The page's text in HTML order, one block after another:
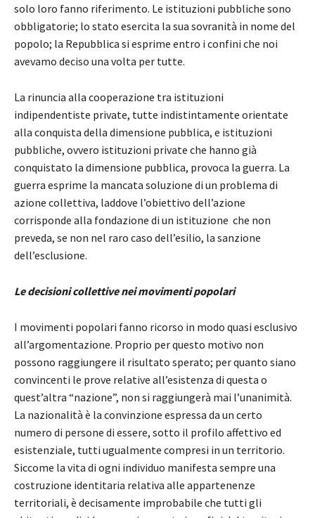
solo loro fanno riferimento. Le istituzioni pubbliche sono
obbligatorie; lo stato esercita la sua sovranità in nome del
popolo; la Repubblica si esprime entro i confini che noi
avevamo deciso una volta per tutte.
La rinuncia alla cooperazione tra istituzioni
indipendentiste private, tutte indistintamente orientate
alla conquista della dimensione pubblica, e istituzioni
pubbliche, ovvero istituzioni private che hanno già
conquistato la dimensione pubblica, provoca la guerra. La
guerra esprime la mancata soluzione di un problema di
azione collettiva, laddove l’obiettivo dell’azione
corrisponde alla fondazione di un istituzione che non
preveda, se non nel raro caso dell’esilio, la sanzione
dell’esclusione.
Le decisioni collettive nei movimenti popolari
I movimenti popolari fanno ricorso in modo quasi esclusivo
all’argomentazione. Proprio per questo motivo non
possono raggiungere il risultato sperato; per quanto siano
convincenti le prove relative all’esistenza di questa o
quest’altra “nazione”, non si raggiungerà mai l’unanimità.
La nazionalità è la convinzione espressa da un certo
numero di persone di essere, sotto il profilo affettivo ed
esistenziale, tutti ugualmente compresi in un territorio.
Siccome la vita di ogni individuo manifesta sempre una
costruzione identitaria relativa alle appartenenze
territoriali, è decisamente improbabile che tutti gli